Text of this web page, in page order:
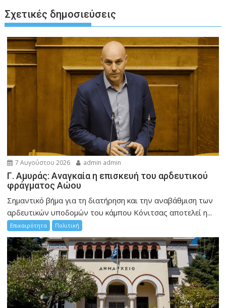
Σχετικές δημοσιεύσεις
7 Αυγούστου 2026 admin admin
Γ. Αμυράς: Αναγκαία η επισκευή του αρδευτικού
φράγματος Αώου
Σημαντικό βήμα για τη διατήρηση και την αναβάθμιση των
αρδευτικών υποδομών του κάμπου Κόνιτσας αποτελεί η...
Επικαιρότητα Πολιτική